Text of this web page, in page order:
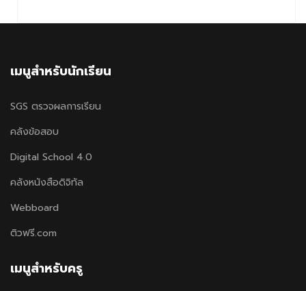
เมนูสำหรับนักเรียน
SGS ตรวจผลการเรียน
คลังข้อสอบ
Digital School 4.0
คลังหนังสือดิจิทัล
Webboard
ติวฟรี.com
เมนูสำหรับครู